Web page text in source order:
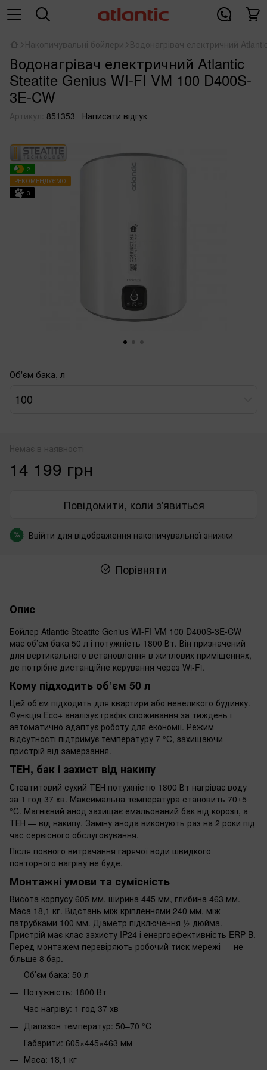
Накопичувальні бойлери Водонагрівач електричний
Водонагрівач електричний Atlantic
Steatite Genius WI-FI VM 100 D400S-
3E-CW
Артикул: 851353 Написати відгук
2
РЕКОМЕНДУЄМО
3
Об'єм бака, л
100
Немає в наявності
14 199 грн
Повідомити, коли з'явиться
% Ввійти для відображення накопичувальної знижки
Порівняти
Опис
Бойлер Atlantic Steatite Genius WI-FI VM 100 D400S-3E-CW
має об’єм бака 50 л і потужність 1800 Вт. Він призначений
для вертикального встановлення в житлових приміщеннях,
де потрібне дистанційне керування через Wi-Fi.
Кому підходить об’єм 50 л
Цей об’єм підходить для квартири або невеликого будинку.
Функція Eco+ аналізує графік споживання за тиждень і
автоматично адаптує роботу для економії. Режим
відсутності підтримує температуру 7 °C, захищаючи
пристрій від замерзання.
ТЕН, бак і захист від накипу
Стеатитовий сухий ТЕН потужністю 1800 Вт нагріває воду
за 1 год 37 хв. Максимальна температура становить 70±5
°C. Магнієвий анод захищає емальований бак від корозії, а
ТЕН — від накипу. Заміну анода виконують раз на 2 роки під
час сервісного обслуговування.
Після повного витрачання гарячої води швидкого
повторного нагріву не буде.
Монтажні умови та сумісність
Висота корпусу 605 мм, ширина 445 мм, глибина 463 мм.
Маса 18,1 кг. Відстань між кріпленнями 240 мм, між
патрубками 100 мм. Діаметр підключення ½ дюйма.
Пристрій має клас захисту IP24 і енергоефективність ERP B.
Перед монтажем перевіряють робочий тиск мережі — не
більше 8 бар.
Об’єм бака: 50 л
Потужність: 1800 Вт
Час нагріву: 1 год 37 хв
Діапазон температур: 50–70 °C
Габарити: 605×445×463 мм
Маса: 18,1 кг